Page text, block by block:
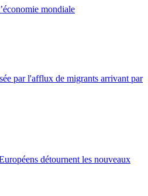
mondiale
par l'afflux de migrants arrivant par
détournent les nouveaux